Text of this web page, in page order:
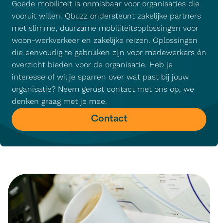
Goede mobiliteit is onmisbaar voor organisaties die
vooruit willen. Qbuzz ondersteunt zakelijke partners
met slimme, duurzame mobiliteitsoplossingen voor
woon-werkverkeer en zakelijke reizen. Oplossingen
die eenvoudig te gebruiken zijn voor medewerkers én
overzicht bieden voor de organisatie. Heb je
interesse of wil je sparren over wat past bij jouw
organisatie? Neem gerust contact met ons op, we
denken graag met je mee.
Contact